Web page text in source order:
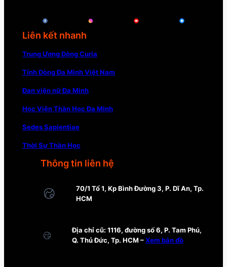
Liên kết nhanh
Trung Ương Dòng Curia
Tỉnh Dòng Đa Minh Việt Nam
Đan viện nữ Đa Minh
Học Viện Thần Học Đa Minh
Sedes Sapientiae
Thời Sự Thần Học
Thông tin liên hệ
70/1 Tổ 1, Kp Bình Đường 3, P. Dĩ An, Tp.
HCM
Địa chỉ cũ: 1116, đường số 6, P. Tam Phú,
Q. Thủ Đức, Tp. HCM –Xem bản đồ